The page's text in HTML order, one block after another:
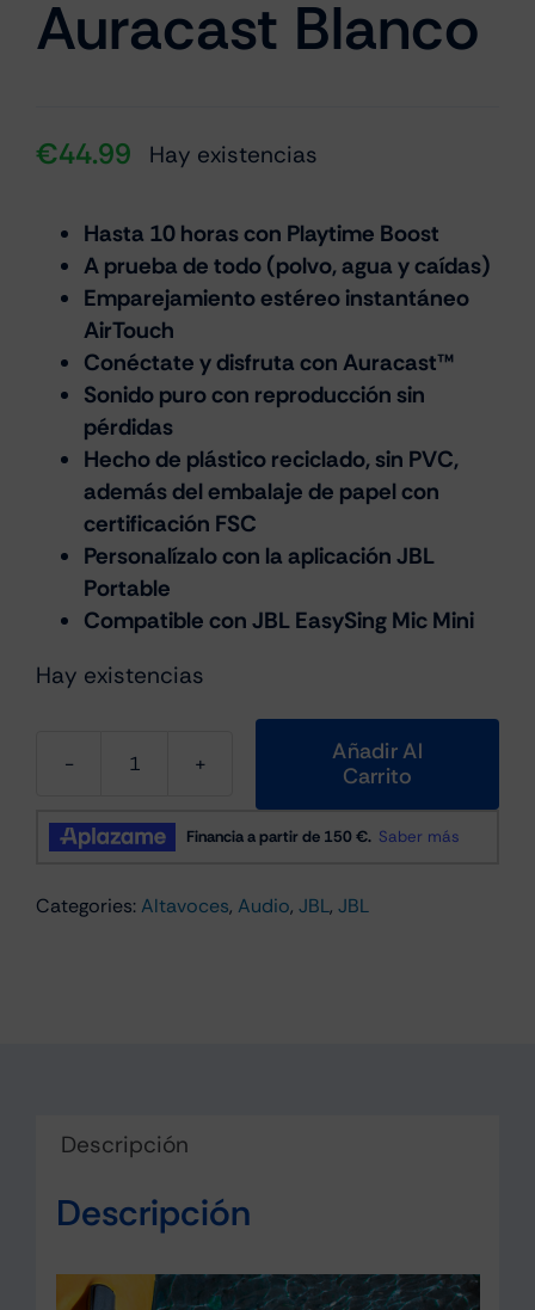
Auracast Blanco
€44.99 Hay existencias
Hasta 10 horas con Playtime Boost
A prueba de todo (polvo, agua y caídas)
Emparejamiento estéreo instantáneo
AirTouch
Conéctate y disfruta con Auracast™
Sonido puro con reproducción sin
pérdidas
Hecho de plástico reciclado, sin PVC,
además del embalaje de papel con
certificación FSC
Personalízalo con la aplicación JBL
Portable
Compatible con JBL EasySing Mic Mini
Hay existencias
Jbl
Altavoz
con
Añadir Al
Carrito
Categories:Altavoces, Audio, JBL, JBL
Descripción
Descripción